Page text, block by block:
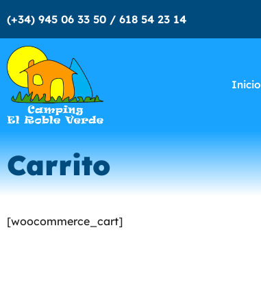
(+34) 945 06 33 50 / 618 54 23 14
Inicio
Carrito
[woocommerce_cart]